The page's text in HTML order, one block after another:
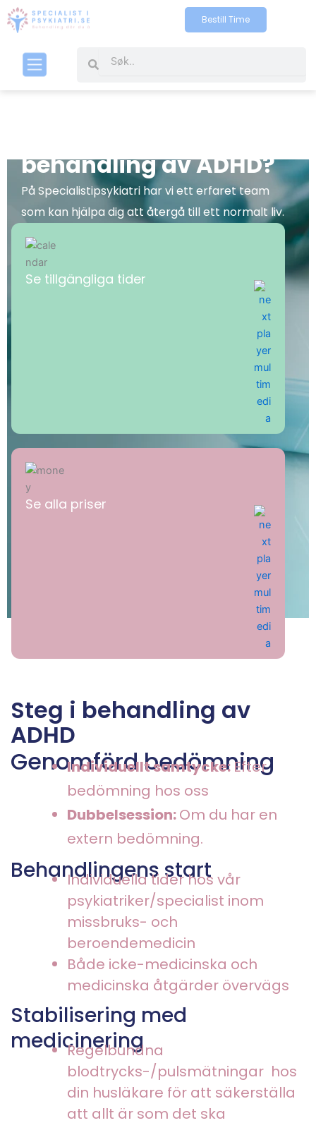
Skip
to
Bestill Time
Search
behandling av ADHD?
På Specialistipsykiatri har vi ett erfaret team
som kan hjälpa dig att återgå till ett normalt liv.
Se tillgängliga tider
Se alla priser
Steg i behandling av
ADHD
Genomförd bedömning
Individuellt samtycke:Efter
bedömning hos oss
Dubbelsession:Om du har en
extern bedömning.
Behandlingens start
Individuella tider hos vår
psykiatriker/specialist inom
missbruks- och
beroendemedicin
Både icke-medicinska och
medicinska åtgärder övervägs
Stabilisering med
medicinering
Regelbundna
blodtrycks-/pulsmätningar hos
din husläkare för att säkerställa
att allt är som det ska